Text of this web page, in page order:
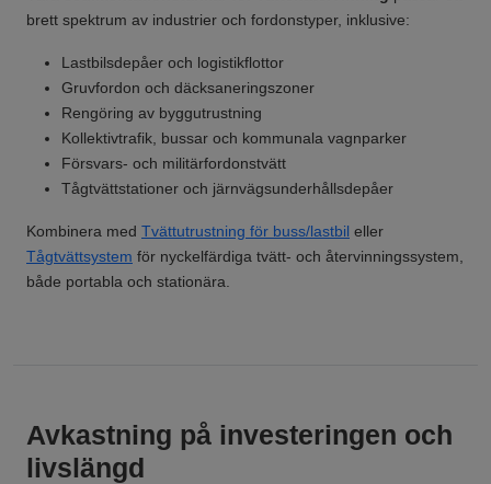
brett spektrum av industrier och fordonstyper, inklusive:
Lastbilsdepåer och logistikflottor
Gruvfordon och däcksaneringszoner
Rengöring av byggutrustning
Kollektivtrafik, bussar och kommunala vagnparker
Försvars- och militärfordonstvätt
Tågtvättstationer och järnvägsunderhållsdepåer
Kombinera med Tvättutrustning för buss/lastbil eller
Tågtvättsystem för nyckelfärdiga tvätt- och återvinningssystem,
både portabla och stationära.
Avkastning på investeringen och
livslängd